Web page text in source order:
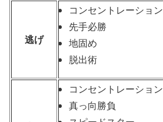
逃げ
コンセントレーション
先手必勝
地固め
脱出術
コンセントレーション
真っ向勝負